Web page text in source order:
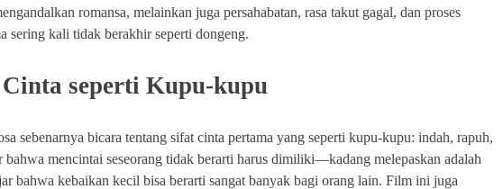
romansa, melainkan juga persahabatan, rasa takut gagal, dan proses
sering kali tidak berakhir seperti dongeng.
seperti Kupu-kupu
sebenarnya bicara tentang sifat cinta pertama yang seperti kupu-kupu: indah, rapuh,
bahwa mencintai seseorang tidak berarti harus dimiliki—kadang melepaskan adalah
bahwa kebaikan kecil bisa berarti sangat banyak bagi orang lain. Film ini juga